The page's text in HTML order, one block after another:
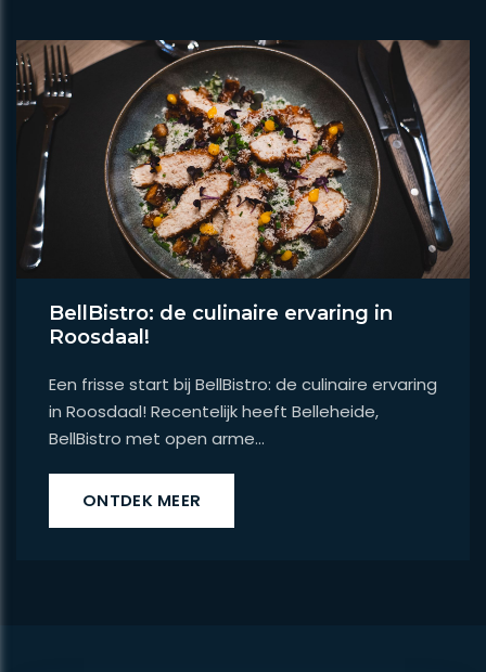
BellBistro: de culinaire ervaring in
Roosdaal!
Een frisse start bij BellBistro: de culinaire ervaring
in Roosdaal! Recentelijk heeft Belleheide,
BellBistro met open arme...
ONTDEK MEER